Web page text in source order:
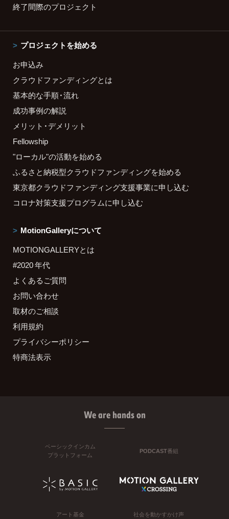
終了間際のプロジェクト
プロジェクトを始める
お申込み
クラウドファンディングとは
基本的な手順・流れ
成功事例の解説
メリット・デメリット
Fellowship
"ローカル"の活動を始める
ふるさと納税型クラウドファンディングを始める
東京都クラウドファンディング支援事業に申し込む
コロナ対策支援プログラムに申し込む
MotionGalleryについて
MOTIONGALLERYとは
#2020 年代
よくあるご質問
お問い合わせ
取材のご相談
利用規約
プライバシーポリシー
特商法表示
We are hands on
ベーシックインカム
プラットフォーム
PODCAST番組
アート基金 社会を動かすかけ声